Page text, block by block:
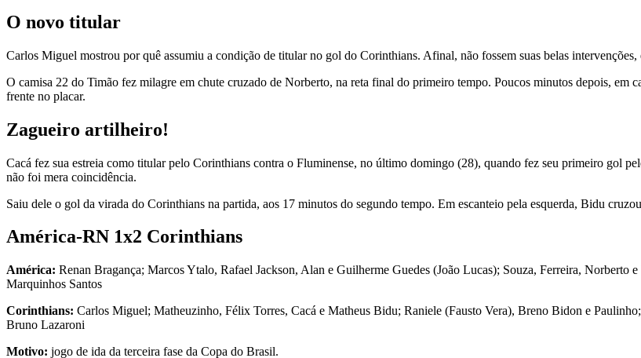
O novo titular
Carlos Miguel mostrou por quê assumiu a condição de titular no gol do Corinthians. Afinal, não fossem suas belas
O camisa 22 do Timão fez milagre em chute cruzado de Norberto, na reta final do primeiro tempo. Poucos minutos depois, em
frente no placar.
Zagueiro artilheiro!
Cacá fez sua estreia como titular pelo Corinthians contra o Fluminense, no último domingo (28), quando fez seu primeiro gol
não foi mera coincidência.
Saiu dele o gol da virada do Corinthians na partida, aos 17 minutos do segundo tempo. Em escanteio pela esquerda, Bidu
América-RN 1x2 Corinthians
América: Renan Bragança; Marcos Ytalo, Rafael Jackson, Alan e Guilherme Guedes (João Lucas); Souza, Ferreira,
Marquinhos Santos
Corinthians: Carlos Miguel; Matheuzinho, Félix Torres, Cacá e Matheus Bidu; Raniele (Fausto Vera), Breno Bidon e
Bruno Lazaroni
Motivo: jogo de ida da terceira fase da Copa do Brasil.